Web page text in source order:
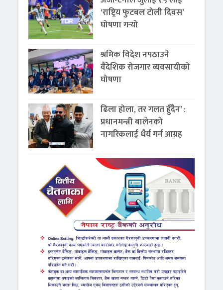
‘राष्ट्रिय फुटबल टोली दिवस’
घोषणा गर्‍यो
श्रमिक विदेश नपठाउने
वैदेशिक रोजगार व्यवसायीको
घोषणा
ढिला होला, तर गलत हुँदैन’ :
प्रधानमन्त्री बालेनको
नागरिकलाई धैर्य गर्न आग्रह